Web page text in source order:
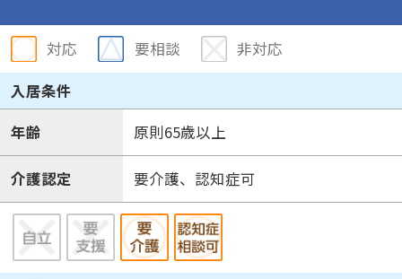
対応 要相談
非対応
入居条件
年齢
原則65歳以上
介護認定 要介護、認知症可